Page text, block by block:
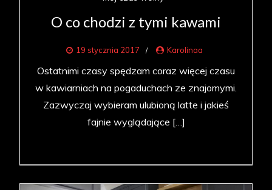
O co chodzi z tymi kawami
19 stycznia 2017 Karolinaa
Ostatnimi czasy spędzam coraz więcej czasu
w kawiarniach na pogaduchach ze znajomymi.
Zazwyczaj wybieram ulubioną latte i jakieś
fajnie wyglądające […]